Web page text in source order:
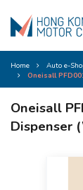
Home Auto e-
Oneisall
Oneisall
Dispenser